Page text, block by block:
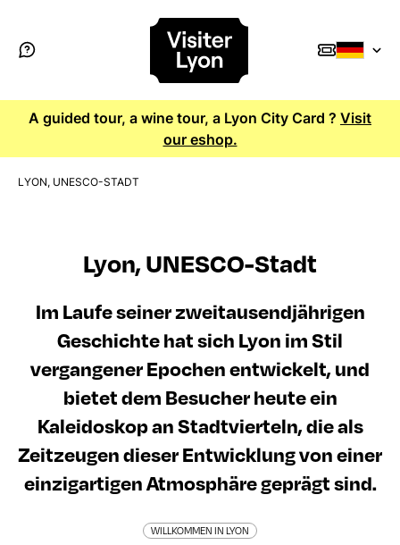
A guided tour, a wine tour, a Lyon City Card ? Visit
our eshop.
LYON, UNESCO-STADT
Lyon, UNESCO-Stadt
Im Laufe seiner zweitausendjährigen
Geschichte hat sich Lyon im Stil
vergangener Epochen entwickelt, und
bietet dem Besucher heute ein
Kaleidoskop an Stadtvierteln, die als
Zeitzeugen dieser Entwicklung von einer
einzigartigen Atmosphäre geprägt sind.
WILLKOMMEN IN LYON